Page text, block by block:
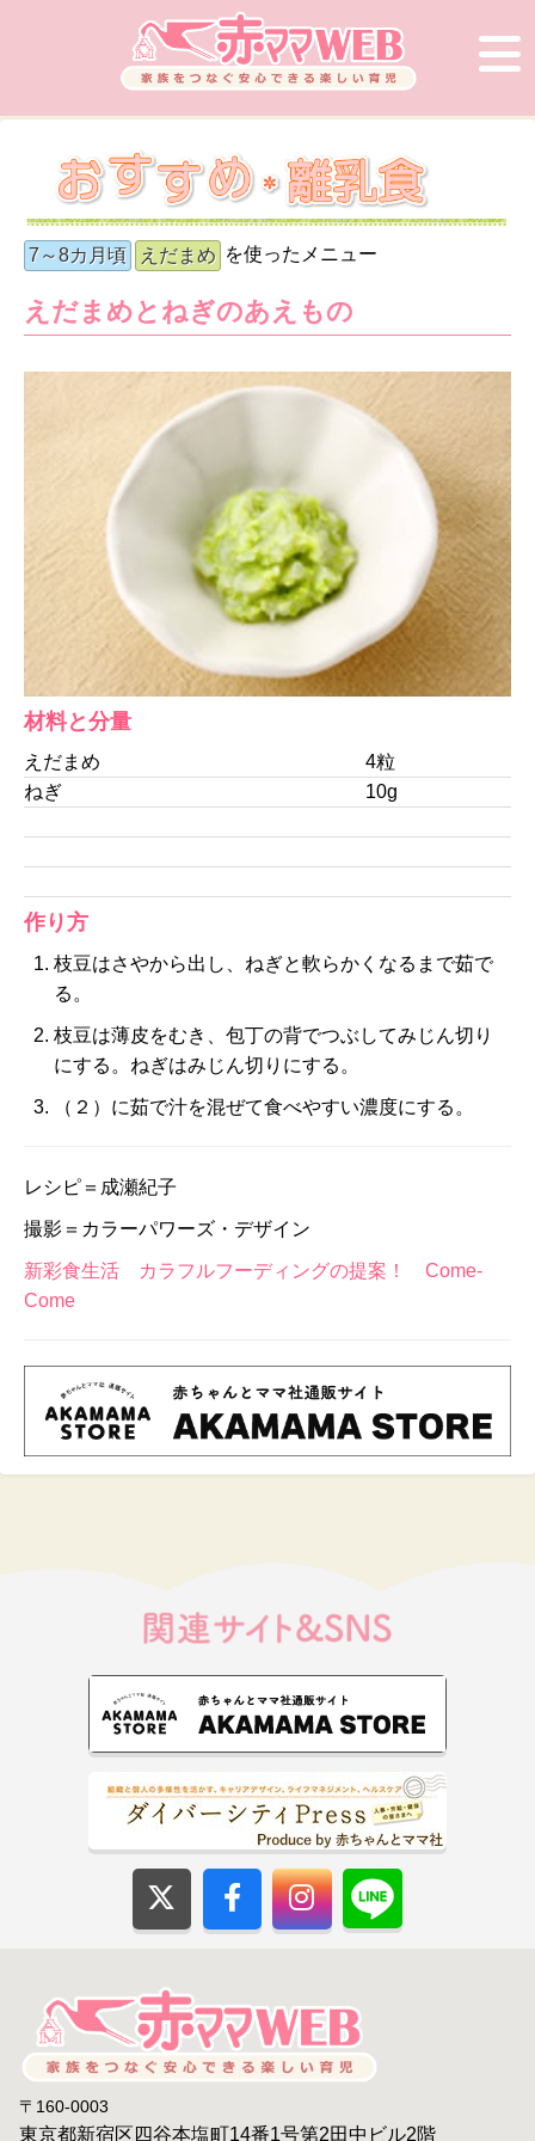
7～8カ月頃 えだまめ を使ったメニュー
えだまめとねぎのあえもの
材料と分量
えだまめ
4粒
ねぎ
10g
作り方
枝豆はさやから出し、ねぎと軟らかくなるまで茹で
る。
枝豆は薄皮をむき、包丁の背でつぶしてみじん切り
にする。ねぎはみじん切りにする。
（２）に茹で汁を混ぜて食べやすい濃度にする。
レシピ＝成瀬紀子
撮影＝カラーパワーズ・デザイン
新彩食生活 カラフルフーディングの提案！ Come-
Come
〒160-0003
東京都新宿区四谷本塩町14番1号第2田中ビル2階